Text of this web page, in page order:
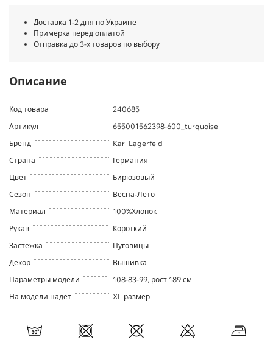
Доставка 1-2 дня по Украине
Примерка перед оплатой
Отправка до 3-х товаров по выбору
Описание
Код товара
240685
Артикул
655001562398-600_turquoise
Бренд
Karl Lagerfeld
Страна
Германия
Цвет
Бирюзовый
Сезон
Весна-Лето
Материал
100%Хлопок
Рукав
Короткий
Застежка
Пуговицы
Декор
Вышивка
Параметры модели
108-83-99, рост 189 см
На модели надет
XL размер